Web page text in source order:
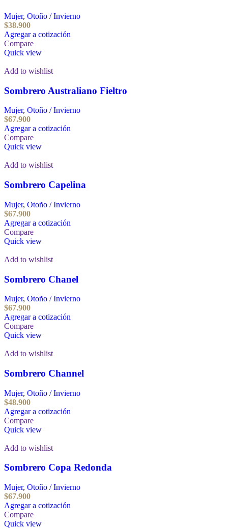
Mujer, Otoño / Invierno
$38.900
Agregar a cotización
Compare
Quick view
Add to wishlist
Sombrero Australiano Fieltro
Mujer, Otoño / Invierno
$67.900
Agregar a cotización
Compare
Quick view
Add to wishlist
Sombrero Capelina
Mujer, Otoño / Invierno
$67.900
Agregar a cotización
Compare
Quick view
Add to wishlist
Sombrero Chanel
Mujer, Otoño / Invierno
$67.900
Agregar a cotización
Compare
Quick view
Add to wishlist
Sombrero Channel
Mujer, Otoño / Invierno
$48.900
Agregar a cotización
Compare
Quick view
Add to wishlist
Sombrero Copa Redonda
Mujer, Otoño / Invierno
$67.900
Agregar a cotización
Compare
Quick view